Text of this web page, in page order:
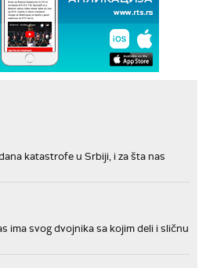
katastrofe u Srbiji, i za šta nas
ima svog dvojnika sa kojim deli i sličnu